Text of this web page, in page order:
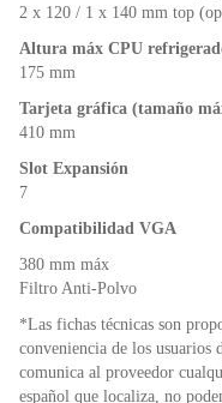
2 x 120 / 1 x 140 mm top
Altura máx CPU
175 mm
Tarjeta gráfica (tamaño
410 mm
Slot Expansión
7
Compatibilidad VGA
380 mm máx
Filtro Anti-Polvo
*Las fichas técnicas son
conveniencia de los usuarios
comunica al proveedor
español que localiza, no